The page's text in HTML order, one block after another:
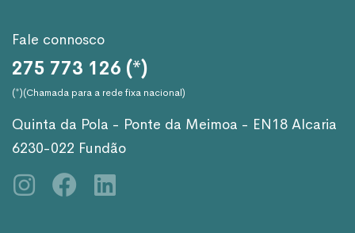
Fale connosco
275 773 126 (*)
(*)(Chamada para a rede fixa nacional)
Quinta da Pola - Ponte da Meimoa - EN18 Alcaria
6230-022 Fundão